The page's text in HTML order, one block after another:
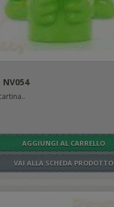
AGGIUNGI AL CARRELLO
VAI ALLA SCHEDA PRODOTTO